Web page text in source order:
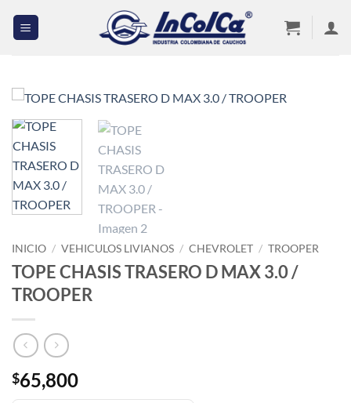
INICIO / VEHICULOS LIVIANOS / CHEVROLET / TROOPER
TOPE CHASIS TRASERO D MAX 3.0 /
TROOPER
$65,800